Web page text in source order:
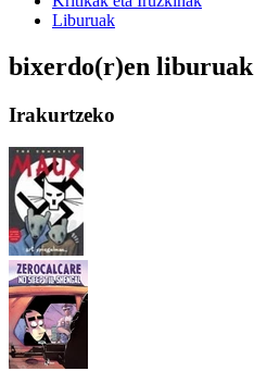
Liburuak
bixerdo(r)en liburuak
Irakurtzeko